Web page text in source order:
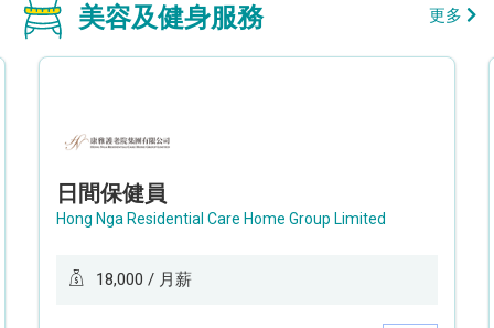
美容及健身服務 更多
日間保健員
Hong Nga Residential Care Home Group Limited
18,000 / 月薪